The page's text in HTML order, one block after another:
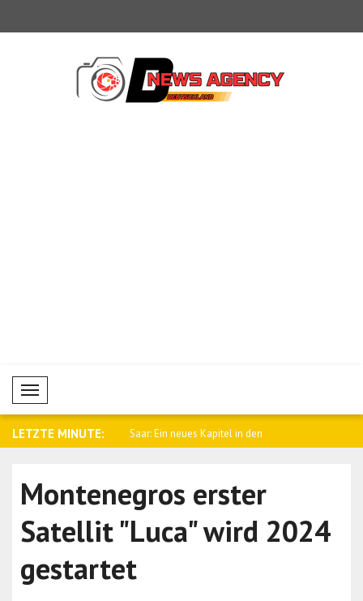
Mobil Menü
LETZTE MINUTE: Saar: Ein neues Kapitel in den
Montenegros erster
Satellit "Luca" wird 2024
gestartet